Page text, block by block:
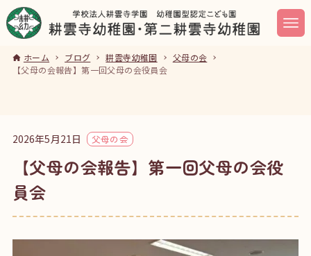
ホーム ブログ 耕雲寺幼稚園
父母の会
【父母の会報告】第一回父母の会役員会
【父母の会報告】第一回父母の会役
員会
2026年5月21日 父母の会